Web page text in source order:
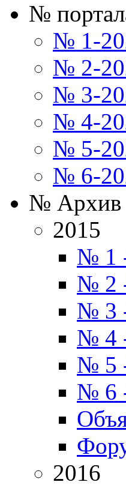
№
№ 1-
№ 2-
№ 3-
№ 4-
№ 5-
№ 6-
№ Архив
2015
№ 1
№ 2
№ 3
№ 4
№ 5
№ 6
2016